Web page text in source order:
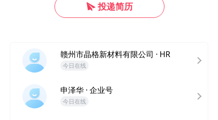
投递简历
赣州市晶格新材料有限公司 · HR
今日在线
申泽华 · 企业号
今日在线